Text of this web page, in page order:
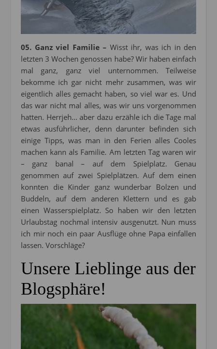
05. Ganz viel Familie – Wisst ihr, was ich in den
letzten 3 Wochen genossen habe? Wir haben einfach
mal ganz, ganz viel unternommen. Teilweise
bekomme ich gar nicht mehr zusammen, was wir
eigentlich alles gemacht haben, so viel war es. Und
das war nicht mal alles, was wir uns vorgenommen
hatten. Herrjeh… aber dazu erzähle ich die Tage mal
etwas ausführlicher, denn darunter befinden sich
einige Tipps, was man in den Ferien alles Cooles
machen kann als Familie. Am letzten Tag waren wir
– ganz banal – auf dem Spielplatz. Genau
genommen auf zwei Spielplätzen. Auf dem einen
konnten die Kinder ganz wunderbar Bolzen und
Buddeln, auf dem anderen Klettern und es gab
einen Wasserspielplatz. So haben wir den letzten
Urlaubstag nochmal intensiv ausgenutzt. Nun muss
ich mir noch ein paar Ausflüge ohne Papa einfallen
lassen. Vorschläge?
Unsere Lieblinge aus der
Blogsphäre!